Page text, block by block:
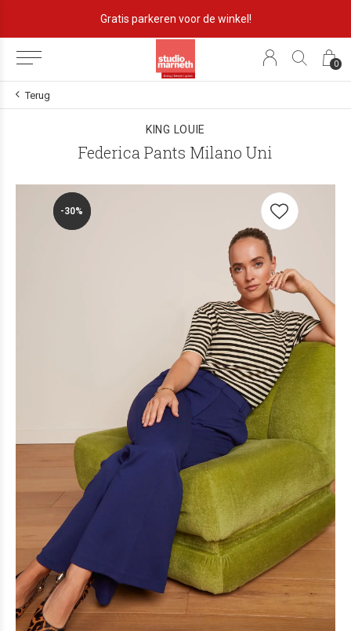
0
Gratis parkeren voor de winkel!
Terug
KING LOUIE
Federica Pants Milano Uni
-30%
-30%